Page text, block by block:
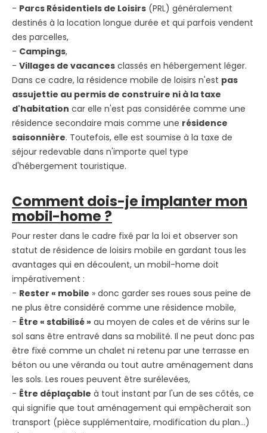
- Parcs Résidentiels de Loisirs (PRL) généralement
destinés à la location longue durée et qui parfois vendent
des parcelles,
- Campings,
- Villages de vacances classés en hébergement léger.
Dans ce cadre, la résidence mobile de loisirs n'est pas
assujettie au permis de construire ni à la taxe
d'habitation car elle n'est pas considérée comme une
résidence secondaire mais comme une résidence
saisonnière. Toutefois, elle est soumise à la taxe de
séjour redevable dans n'importe quel type
d'hébergement touristique.
Comment dois-je implanter mon
mobil-home ?
Pour rester dans le cadre fixé par la loi et observer son
statut de résidence de loisirs mobile en gardant tous les
avantages qui en découlent, un mobil-home doit
impérativement :
- Rester « mobile » donc garder ses roues sous peine de
ne plus être considéré comme une résidence mobile,
- Être « stabilisé » au moyen de cales et de vérins sur le
sol sans être entravé dans sa mobilité. Il ne peut donc pas
être fixé comme un chalet ni retenu par une terrasse en
béton ou une véranda ou tout autre aménagement dans
les sols. Les roues peuvent être surélevées,
- Être déplaçable à tout instant par l'un de ses côtés, ce
qui signifie que tout aménagement qui empêcherait son
transport (pièce supplémentaire, modification du plan…)